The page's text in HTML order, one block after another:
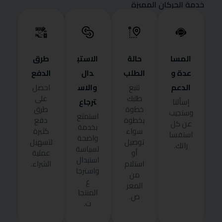
خدمة الحركان المميزة
المسا
عدة و
الدعم
إسألنا
وسنجيب
عن كل
استفسا
راتك.
حالة
الطلب
تتبع
طلبك
خطوة
بخطوة
سواء
توصيل
أو
استلام
من
المعر
ض.
الاستب
دال
والاس
ترجاع
استمتع
بخدمة
واضحة
لسياسة
استبدال
واسترجا
ع
المنتجا
ت.
طرق
الدفع
احصل
على
طرق
دفع
كثيرة
لتسهيل
عملية
الشراء.